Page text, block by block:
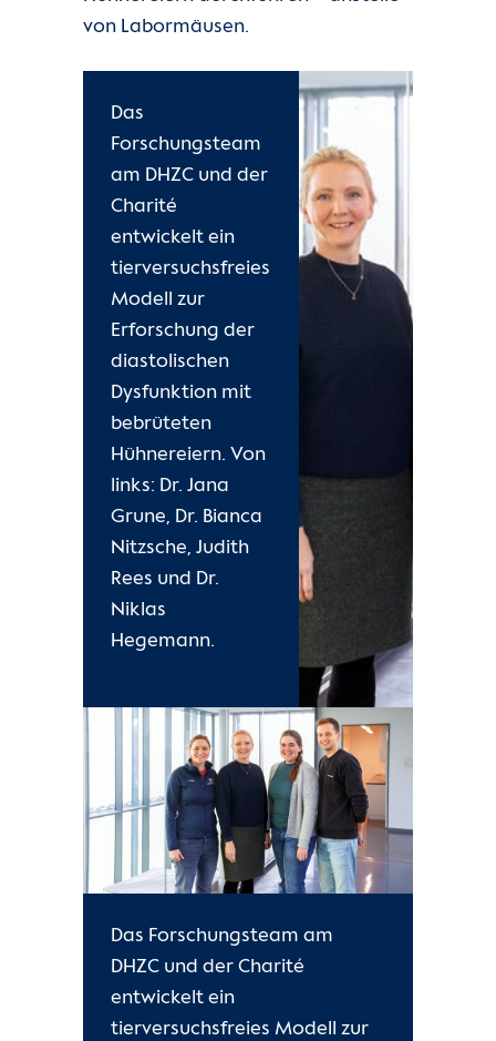
von Labormäusen.
Das
Forschungsteam
am DHZC und der
Charité
entwickelt ein
tierversuchsfreies
Modell zur
Erforschung der
diastolischen
Dysfunktion mit
bebrüteten
Hühnereiern. Von
links: Dr. Jana
Grune, Dr. Bianca
Nitzsche, Judith
Rees und Dr.
Niklas
Hegemann.
Das Forschungsteam am
DHZC und der Charité
entwickelt ein
tierversuchsfreies Modell zur